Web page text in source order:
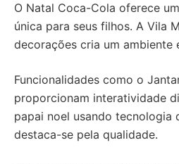
O Natal Coca-Cola oferece
única para seus filhos. A Vila
decorações cria um ambiente
Funcionalidades como o
proporcionam interatividade
papai noel usando tecnologia
destaca-se pela qualidade.